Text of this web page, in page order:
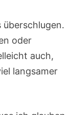
oder
auch,
langsamer